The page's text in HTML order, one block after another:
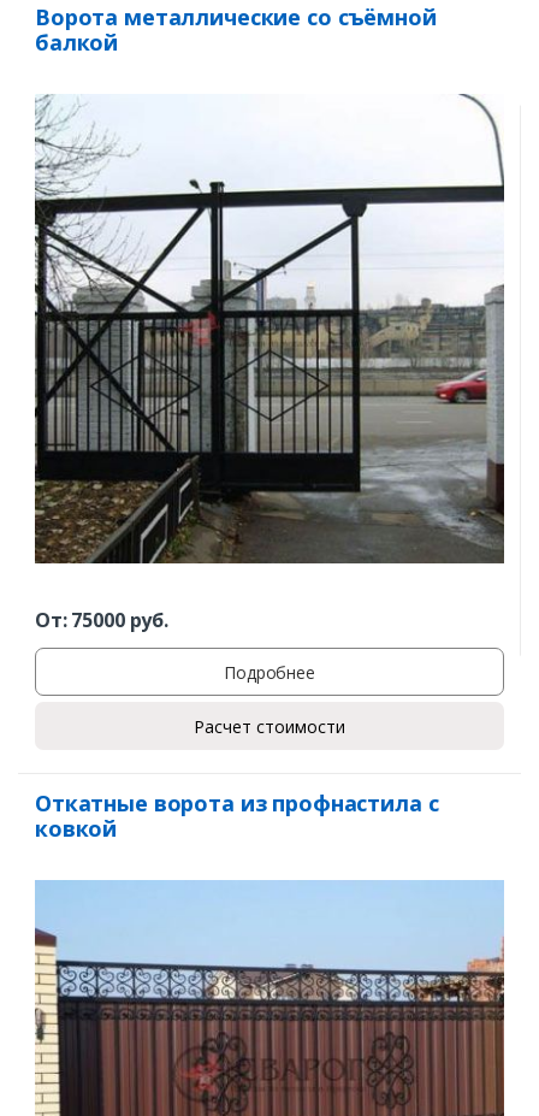
Ворота металлические со съёмной
балкой
От:75000руб.
Подробнее
Расчет стоимости
Откатные ворота из профнастила с
ковкой